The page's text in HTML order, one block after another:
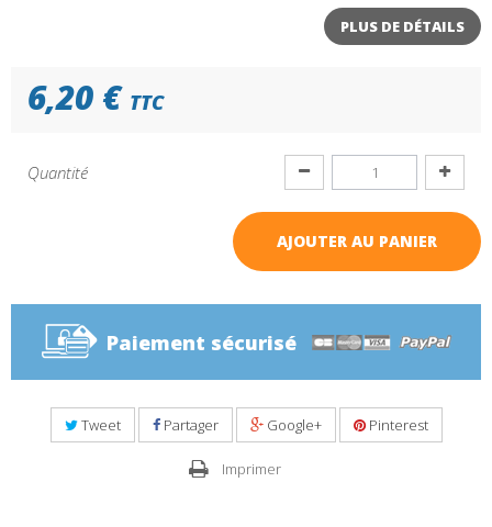
PLUS DE DÉTAILS
6,20 € TTC
Quantité
AJOUTER AU PANIER
Paiement sécurisé
Tweet Partager Google+ Pinterest
Imprimer